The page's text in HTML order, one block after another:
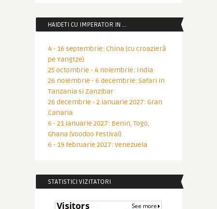
HAIDETI CU IMPERATOR IN …
4 - 16 septembrie: China (cu croazieră
pe Yangtze)
25 octombrie - 4 noiembrie: India
26 noiembrie - 6 decembrie: Safari in
Tanzania si Zanzibar
26 decembrie - 2 ianuarie 2027: Gran
Canaria
6 - 21 ianuarie 2027: Benin, Togo,
Ghana (Voodoo Festival)
6 - 19 februarie 2027: Venezuela
STATISTICI VIZITATORI